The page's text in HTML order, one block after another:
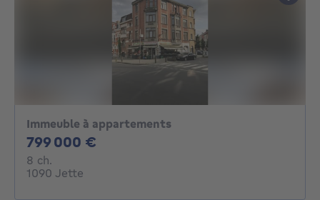
Immeuble à appartements
799 000 €
8 ch.
1090 Jette